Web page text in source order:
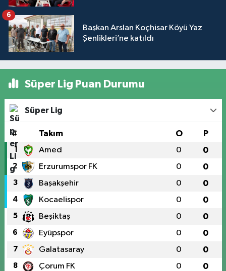
Başkan Arslan Koçhisar Köyü Yaz
Şenlikleri’ne katıldı
6
Süper Lig Puan Durumu
Süper Lig
# Takım O P
1 Amed 0 0
2 Erzurumspor FK 0 0
3 Başakşehir 0 0
4 Kocaelispor 0 0
5 Beşiktaş 0 0
6 Eyüpspor 0 0
7 Galatasaray 0 0
8 Çorum FK 0 0